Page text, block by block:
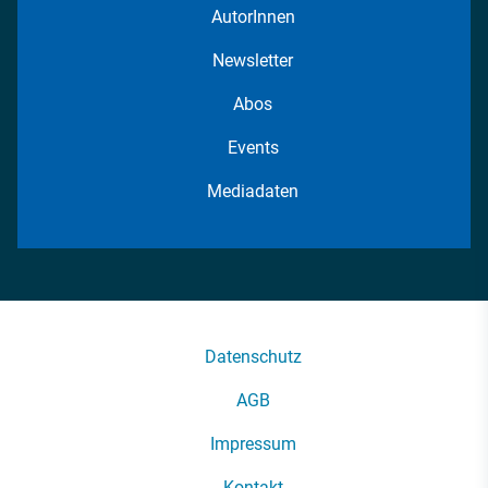
AutorInnen
Newsletter
Abos
Events
Mediadaten
Datenschutz
AGB
Impressum